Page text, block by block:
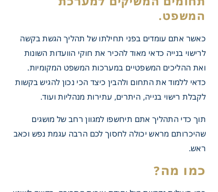
ורישוי עסקים הינם
המשיקים למערכת
כאשר אתם עומדים בפני תחילתו של תהליך הגשת בקשה
לרישוי בנייה כדאי מאוד להכיר את חוקי הוועדות השונות
ואת ההליכים המשפטיים במערכות המשפט המקומיות.
כדאי ללמוד את התחום ולהבין כיצד הכי נכון להגיש בקשות
לקבלת רישוי בנייה, היתרים, עתירות מנהליות ועוד.
תוך כדי התהליך אתם תיחשפו למגוון רחב של מושגים
שהיכרותם מראש יכולה לחסוך לכם הרבה עגמת נפש וכאב
ראש.
כמו מה?